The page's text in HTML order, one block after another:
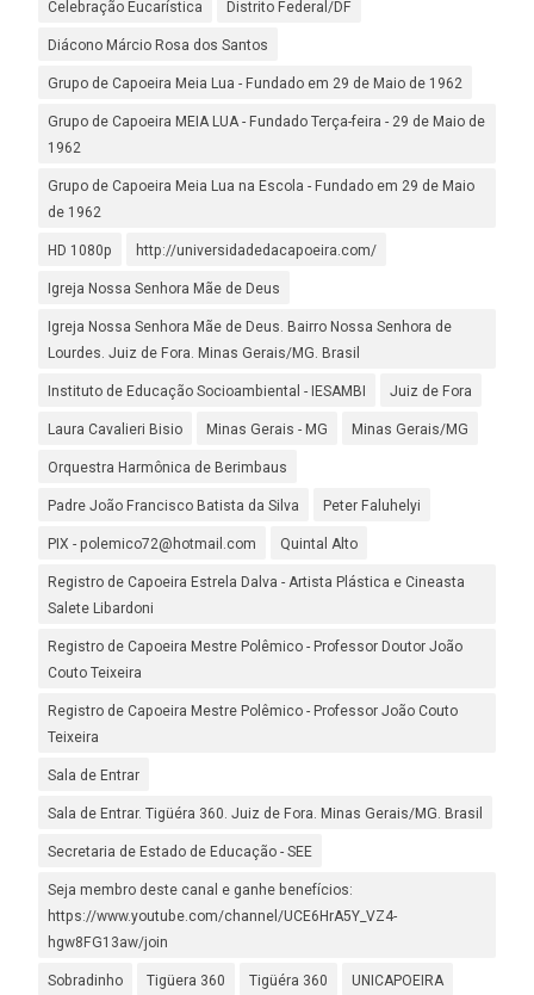
Celebração Eucarística Distrito Federal/DF
Diácono Márcio Rosa dos Santos
Grupo de Capoeira Meia Lua - Fundado em 29 de Maio de 1962
Grupo de Capoeira MEIA LUA - Fundado Terça-feira - 29 de Maio de
1962
Grupo de Capoeira Meia Lua na Escola - Fundado em 29 de Maio
de 1962
HD 1080p http://universidadedacapoeira.com/
Igreja Nossa Senhora Mãe de Deus
Igreja Nossa Senhora Mãe de Deus. Bairro Nossa Senhora de
Lourdes. Juiz de Fora. Minas Gerais/MG. Brasil
Instituto de Educação Socioambiental - IESAMBI Juiz de Fora
Laura Cavalieri Bisio Minas Gerais - MG Minas Gerais/MG
Orquestra Harmônica de Berimbaus
Padre João Francisco Batista da Silva Peter Faluhelyi
PIX - polemico72@hotmail.com Quintal Alto
Registro de Capoeira Estrela Dalva - Artista Plástica e Cineasta
Salete Libardoni
Registro de Capoeira Mestre Polêmico - Professor Doutor João
Couto Teixeira
Registro de Capoeira Mestre Polêmico - Professor João Couto
Teixeira
Sala de Entrar
Sala de Entrar. Tigüéra 360. Juiz de Fora. Minas Gerais/MG. Brasil
Secretaria de Estado de Educação - SEE
Seja membro deste canal e ganhe benefícios:
https://www.youtube.com/channel/UCE6HrA5Y_VZ4-
hgw8FG13aw/join
Sobradinho Tigüera 360 Tigüéra 360 UNICAPOEIRA